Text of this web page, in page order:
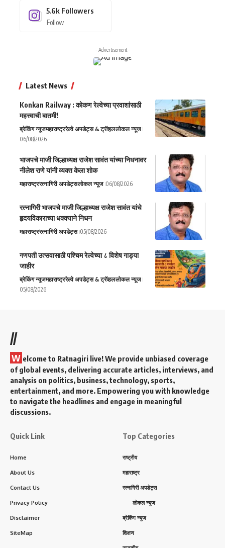
5.6k Followers
Follow
- Advertisement -
Latest News
Konkan Railway : कोकण रेल्वेच्या प्रवाशांसाठी
महत्त्वाची बातमी!
ब्रेकिंग न्यूजमहाराष्ट्ररेल्वे अपडेट्स & ट्रॅव्हललोकल न्यूज
06/08/2026
भाजपचे माजी जिल्हाध्यक्ष राजेश सावंत यांच्या निधनावर
नीलेश राणे यांनी व्यक्त केला शोक
महाराष्ट्ररत्नागिरी अपडेट्सलोकल न्यूज 06/08/2026
रत्नागिरी भाजपचे माजी जिल्हाध्यक्ष राजेश सावंत यांचे
हृदयविकाराच्या धक्क्याने निधन
महाराष्ट्ररत्नागिरी अपडेट्स 05/08/2026
गणपती उत्सवासाठी पश्चिम रेल्वेच्या ८ विशेष गाड्या
जाहीर
ब्रेकिंग न्यूजमहाराष्ट्ररेल्वे अपडेट्स & ट्रॅव्हललोकल न्यूज
05/08/2026
//
W elcome to Ratnagiri live! We provide unbiased coverage
of global events, delivering accurate articles, interviews, and
analysis on politics, business, technology, sports,
entertainment, and more. Empowering you with knowledge
to navigate the headlines and engage in meaningful
discussions.
Quick Link
Home
About Us
Contact Us
Privacy Policy
Disclaimer
SiteMap
Top Categories
राष्ट्रीय
महाराष्ट्र
रत्नागिरी अपडेट्स
लोकल न्यूज
ब्रेकिंग न्यूज
शिक्षण